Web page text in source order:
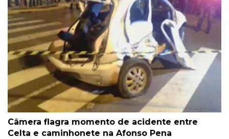
Câmera flagra momento de acidente entre
Celta e caminhonete na Afonso Pena